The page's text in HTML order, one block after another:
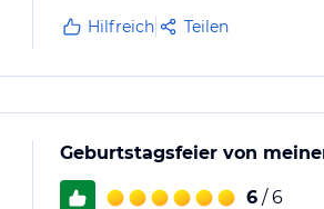
Hilfreich Teilen
Geburtstagsfeier von
6 / 6